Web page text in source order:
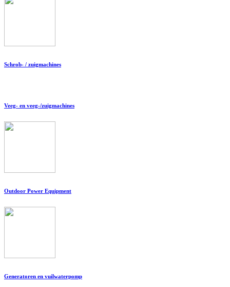
Schrob- / zuigmachines
Veeg- en veeg-/zuigmachines
Outdoor Power Equipment
Generatoren en vuilwaterpomp